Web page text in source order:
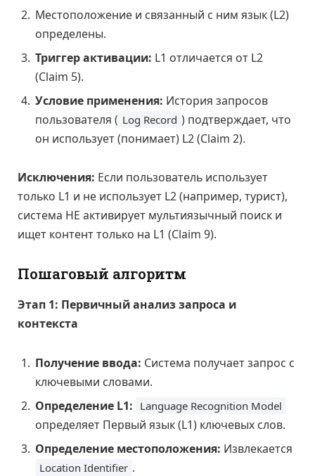
Местоположение и связанный с ним язык (L2)
определены.
Триггер активации: L1 отличается от L2
(Claim 5).
Условие применения: История запросов
пользователя ( Log Record ) подтверждает, что
он использует (понимает) L2 (Claim 2).
Исключения: Если пользователь использует
только L1 и не использует L2 (например, турист),
система НЕ активирует мультиязычный поиск и
ищет контент только на L1 (Claim 9).
Пошаговый алгоритм
Этап 1: Первичный анализ запроса и
контекста
Получение ввода: Система получает запрос с
ключевыми словами.
Определение L1: Language Recognition Model
определяет Первый язык (L1) ключевых слов.
Определение местоположения: Извлекается
Location Identifier .